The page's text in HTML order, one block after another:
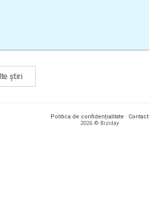
știri
Politica de confidențialitate · Contact
2026 © Biziday